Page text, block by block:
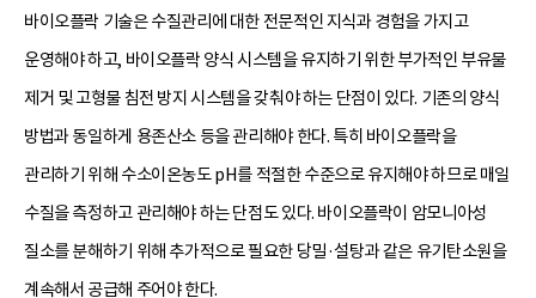
바이오플락 기술은 수질관리에 대한 전문적인 지식과 경험을 가지고
운영해야 하고, 바이오플락 양식 시스템을 유지하기 위한 부가적인 부유물
제거 및 고형물 침전 방지 시스템을 갖춰야 하는 단점이 있다. 기존의 양식
방법과 동일하게 용존산소 등을 관리해야 한다. 특히 바이오플락을
관리하기 위해 수소이온농도 pH를 적절한 수준으로 유지해야 하므로 매일
수질을 측정하고 관리해야 하는 단점도 있다. 바이오플락이 암모니아성
질소를 분해하기 위해 추가적으로 필요한 당밀·설탕과 같은 유기탄소원을
계속해서 공급해 주어야 한다.